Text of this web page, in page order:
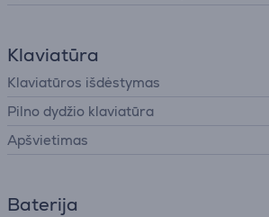
Klaviatūra
Klaviatūros išdėstymas
Pilno dydžio klaviatūra
Apšvietimas
Baterija